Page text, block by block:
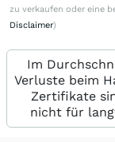
zu verkaufen oder eine
Disclaimer)
Im
Verluste beim
Zertifikate
nicht für